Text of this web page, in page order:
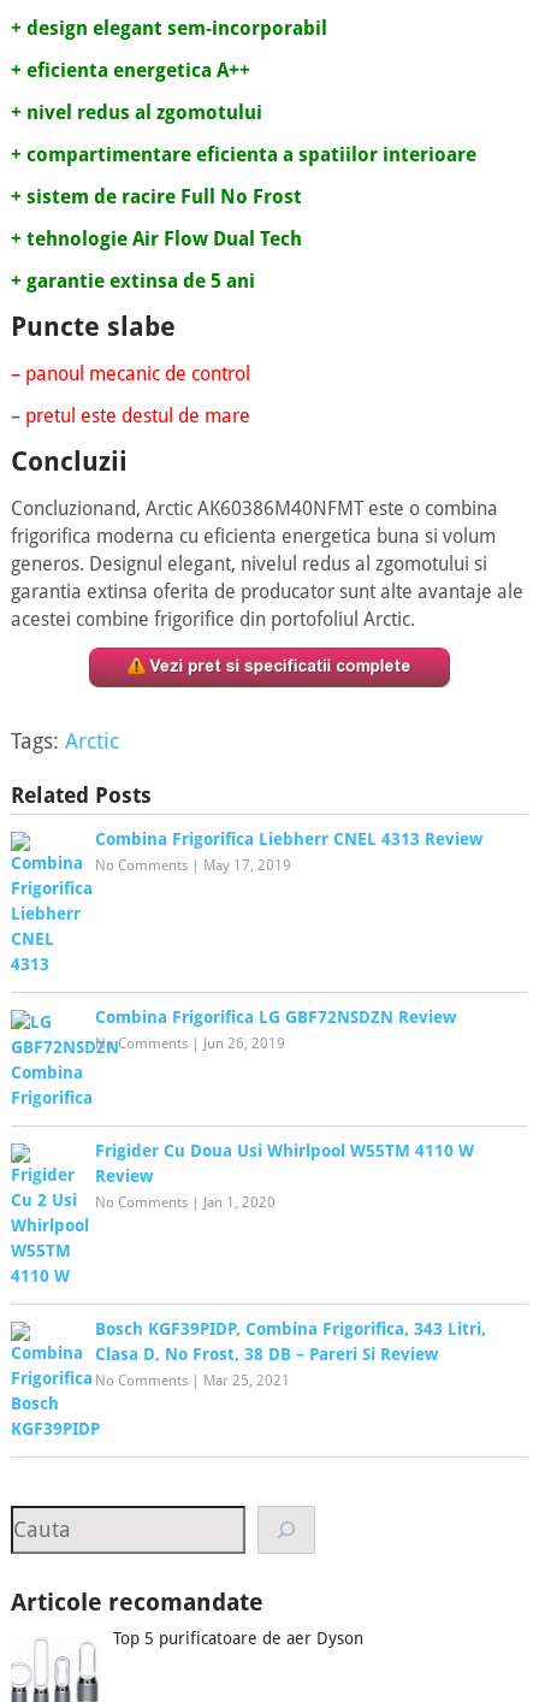
+ design elegant sem-incorporabil
+ eficienta energetica A++
+ nivel redus al zgomotului
+ compartimentare eficienta a spatiilor interioare
+ sistem de racire Full No Frost
+ tehnologie Air Flow Dual Tech
+ garantie extinsa de 5 ani
Puncte slabe
– panoul mecanic de control
– pretul este destul de mare
Concluzii
Concluzionand, Arctic AK60386M40NFMT este o combina
frigorifica moderna cu eficienta energetica buna si volum
generos. Designul elegant, nivelul redus al zgomotului si
garantia extinsa oferita de producator sunt alte avantaje ale
acestei combine frigorifice din portofoliul Arctic.
Tags: Arctic
Related Posts
Combina Frigorifica Liebherr CNEL 4313 Review
No Comments| May 17, 2019
Combina Frigorifica LG GBF72NSDZN Review
No Comments| Jun 26, 2019
Frigider Cu Doua Usi Whirlpool W55TM 4110 W
Review
No Comments| Jan 1, 2020
Bosch KGF39PIDP, Combina Frigorifica, 343 Litri,
Clasa D, No Frost, 38 DB – Pareri Si Review
No Comments| Mar 25, 2021
Search
Articole recomandate
Top 5 purificatoare de aer Dyson